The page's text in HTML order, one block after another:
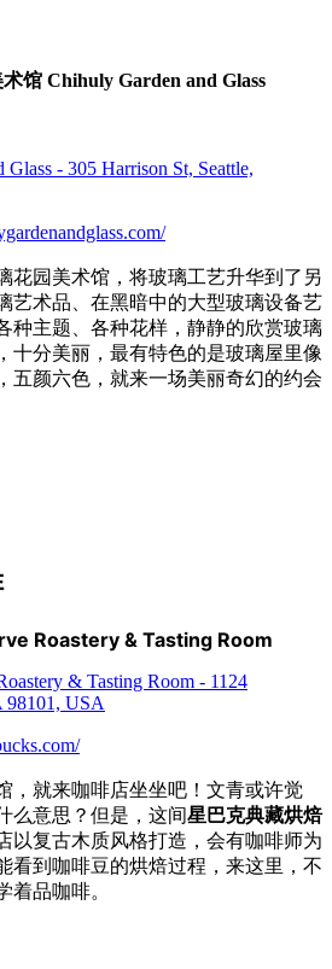
馆 Chihuly Garden and Glass
- 305 Harrison St, Seattle,
花园美术馆，将玻璃工艺升华到了另
艺术品、在黑暗中的大型玻璃设备艺
种主题、各种花样，静静的欣赏玻璃
十分美丽，最有特色的是玻璃屋里像
五颜六色，就来一场美丽奇幻的约会
Roastery & Tasting Room
& Tasting Room - 1124
98101, USA
，就来咖啡店坐坐吧！文青或许觉
么意思？但是，这间星巴克典藏烘焙
以复古木质风格打造，会有咖啡师为
看到咖啡豆的烘焙过程，来这里，不
着品咖啡。